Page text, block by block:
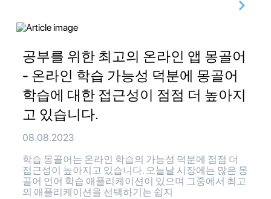
공부를 위한 최고의 온라인 앱 몽골어
- 온라인 학습 가능성 덕분에 몽골어
학습에 대한 접근성이 점점 더 높아지
고 있습니다.
08.08.2023
학습 몽골어는 온라인 학습의 가능성 덕분에 점점 더
접근성이 높아지고 있습니다. 오늘날 시장에는 많은 몽
골어 언어 학습 애플리케이션이 있으며 그중에서 최고
의 애플리케이션을 선택하기는 쉽지